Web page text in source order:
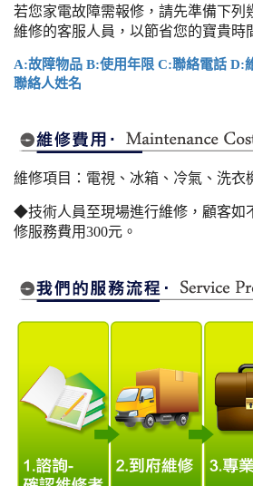
若您家電故障需報修，請先準備下列
維修的客服人員，以節省您的寶貴
A:故障物品 B:使用年限 C:聯絡電話 D:
聯絡人姓名
維修項目：電視、冰箱、冷氣、洗衣
◆技術人員至現場進行維修，顧客如
修服務費用300元。